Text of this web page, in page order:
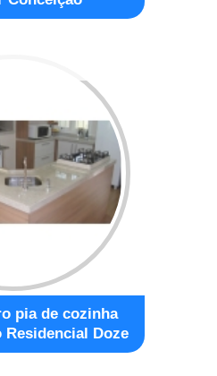
pia de cozinha
Doze